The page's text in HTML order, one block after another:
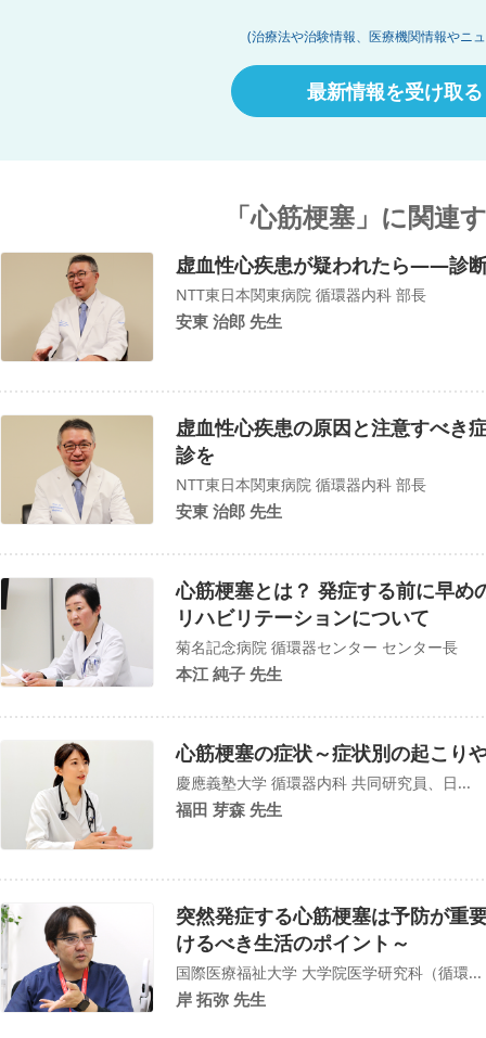
(治療法や治験情報、医療機関情報やニ
最新情報を受け取る
「心筋梗塞」に関連
虚血性心疾患が疑われたら――診
NTT東日本関東病院 循環器内科 部長
安東 治郎 先生
虚血性心疾患の原因と注意すべ
診を
NTT東日本関東病院 循環器内科 部長
安東 治郎 先生
心筋梗塞とは？ 発症する前に早
リハビリテーションについて
菊名記念病院 循環器センター センター長
本江 純子 先生
心筋梗塞の症状～症状別の起こり
慶應義塾大学 循環器内科 共同研究員、日...
福田 芽森 先生
突然発症する心筋梗塞は予防が重
けるべき生活のポイント～
国際医療福祉大学 大学院医学研究科（循環...
岸 拓弥 先生